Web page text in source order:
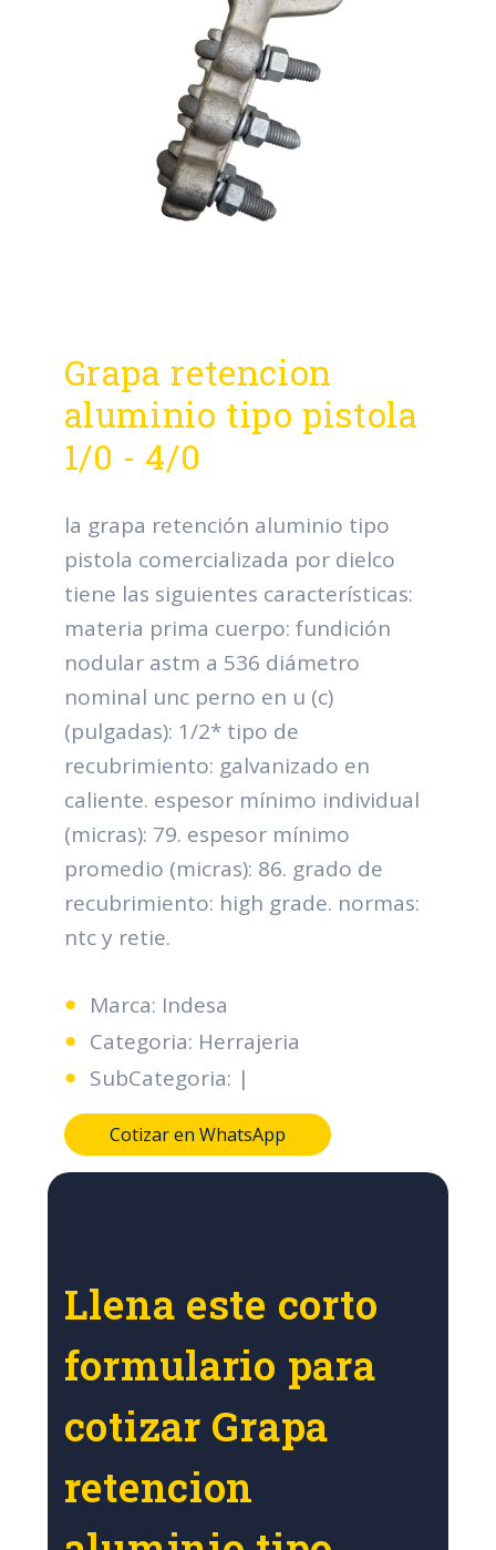
Grapa retencion
aluminio tipo pistola
1/0 - 4/0
la grapa retención aluminio tipo
pistola comercializada por dielco
tiene las siguientes características:
materia prima cuerpo: fundición
nodular astm a 536 diámetro
nominal unc perno en u (c)
(pulgadas): 1/2* tipo de
recubrimiento: galvanizado en
caliente. espesor mínimo individual
(micras): 79. espesor mínimo
promedio (micras): 86. grado de
recubrimiento: high grade. normas:
ntc y retie.
Marca: Indesa
Categoria: Herrajeria
SubCategoria: |
Cotizar en WhatsApp
Llena este corto
formulario para
cotizar Grapa
retencion